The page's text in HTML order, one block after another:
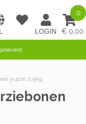
0,00
0
3-4cm 2,5kg